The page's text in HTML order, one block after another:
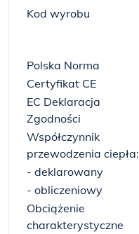
Kod wyrobu
Polska Norma
Certyfikat CE
EC Deklaracja
Zgodności
Współczynnik
przewodzenia ciepła:
- deklarowany
- obliczeniowy
Obciążenie
charakterystyczne